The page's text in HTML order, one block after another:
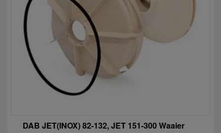
DAB JET(INOX) 82-132, JET 151-300 Waaier